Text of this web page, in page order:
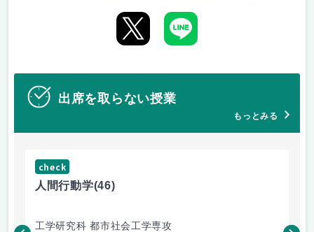
出席を取らない授業
もっとみる
check
人間行動学(46)
工学研究科 都市社会工学専攻